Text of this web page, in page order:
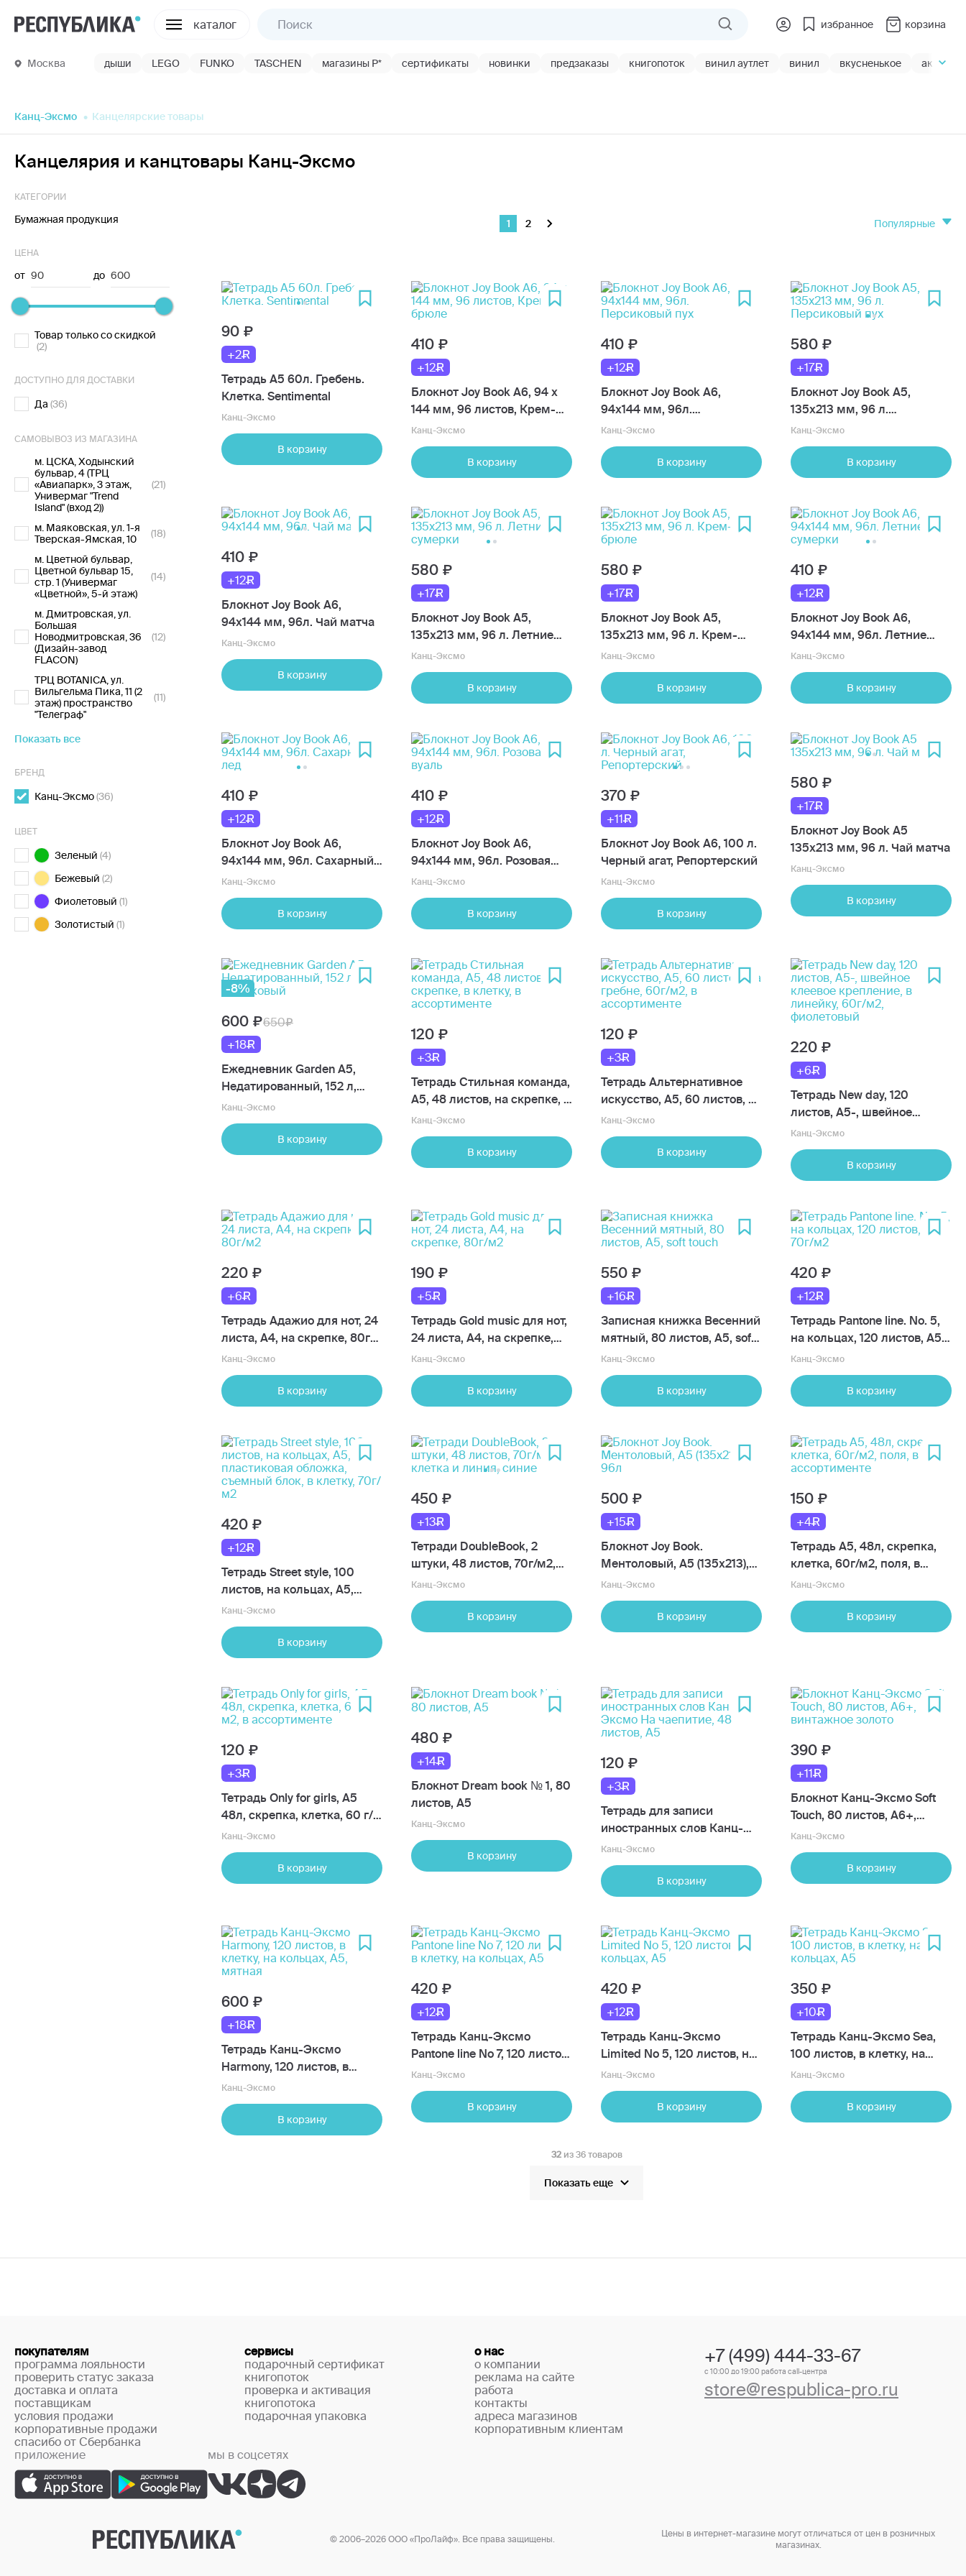
каталог избранное корзина
Москва дыши LEGO FUNKO TASCHEN магазины Р* сертификаты новинки предзаказы книгопоток винил аутлет винил вкусненькое акции
Канц-Эксмо Канцелярские товары
Канцелярия и канцтовары Канц-Эксмо
КАТЕГОРИИ
Бумажная продукция
ЦЕНА
от 90 до 600
Товар только со скидкой
(2)
ДОСТУПНО ДЛЯ ДОСТАВКИ
Да (36)
САМОВЫВОЗ ИЗ МАГАЗИНА
м. ЦСКА, Ходынский
бульвар, 4 (ТРЦ
«Авиапарк», 3 этаж,
Универмаг "Trend
Island" (вход 2))
(21)
м. Маяковская, ул. 1-я
Тверская-Ямская, 10
(18)
м. Цветной бульвар,
Цветной бульвар 15,
стр. 1 (Универмаг
«Цветной», 5-й этаж)
(14)
м. Дмитровская, ул.
Большая
Новодмитровская, 36
(Дизайн-завод
FLACON)
(12)
ТРЦ BOTANICA, ул.
Вильгельма Пика, 11 (2
этаж) пространство
"Телеграф"
(11)
Показать все
БРЕНД
Канц-Эксмо(36)
ЦВЕТ
Зеленый (4)
Бежевый (2)
Фиолетовый (1)
Золотистый (1)
1 2 популярные
90
+2
Тетрадь А5 60л. Гребень.
Клетка. Sentimental
Канц-Эксмо
В корзину
410
+12
Блокнот Joy Book А6, 94 х
144 мм, 96 листов, Крем-
брюле
Канц-Эксмо
В корзину
410
+12
Блокнот Joy Book А6,
94х144 мм, 96л.
Персиковый пух
Канц-Эксмо
В корзину
580
+17
Блокнот Joy Book А5,
135х213 мм, 96 л.
Персиковый пух
Канц-Эксмо
В корзину
410
+12
Блокнот Joy Book А6,
94х144 мм, 96л. Чай матча
Канц-Эксмо
В корзину
580
+17
Блокнот Joy Book А5,
135х213 мм, 96 л. Летние
сумерки
Канц-Эксмо
В корзину
580
+17
Блокнот Joy Book А5,
135х213 мм, 96 л. Крем-
брюле
Канц-Эксмо
В корзину
410
+12
Блокнот Joy Book А6,
94х144 мм, 96л. Летние
сумерки
Канц-Эксмо
В корзину
410
+12
Блокнот Joy Book А6,
94х144 мм, 96л. Сахарный
лед
Канц-Эксмо
В корзину
410
+12
Блокнот Joy Book А6,
94х144 мм, 96л. Розовая
вуаль
Канц-Эксмо
В корзину
370
+11
Блокнот Joy Book А6, 100 л.
Черный агат, Репортерский
Канц-Эксмо
В корзину
580
+17
Блокнот Joy Book А5
135х213 мм, 96 л. Чай матча
Канц-Эксмо
В корзину
-8%
600
650
+18
Ежедневник Garden А5,
Недатированный, 152 л,
Фиалковый
Канц-Эксмо
В корзину
120
+3
Тетрадь Стильная команда,
А5, 48 листов, на скрепке, в
клетку, в ассортименте
Канц-Эксмо
В корзину
120
+3
Тетрадь Альтернативное
искусство, А5, 60 листов, на
гребне, 60г/м2, в
ассортименте
Канц-Эксмо
В корзину
220
+6
Тетрадь New day, 120
листов, А5-, швейное
клеевое крепление, в
линейку, 60г/м2,
фиолетовый
Канц-Эксмо
В корзину
220
+6
Тетрадь Адажио для нот, 24
листа, А4, на скрепке, 80г/
м2
Канц-Эксмо
В корзину
190
+5
Тетрадь Gold music для нот,
24 листа, А4, на скрепке,
80г/м2
Канц-Эксмо
В корзину
550
+16
Записная книжка Весенний
мятный, 80 листов, А5, soft
touch
Канц-Эксмо
В корзину
420
+12
Тетрадь Pantone line. No. 5,
на кольцах, 120 листов, А5,
70г/м2
Канц-Эксмо
В корзину
420
+12
Тетрадь Street style, 100
листов, на кольцах, А5,
пластиковая обложка,
съемный блок, в клетку,
70г/м2
Канц-Эксмо
В корзину
450
+13
Тетради DoubleBook, 2
штуки, 48 листов, 70г/м2,
клетка и линия, синие
Канц-Эксмо
В корзину
500
+15
Блокнот Joy Book.
Ментоловый, А5 (135х213),
96л
Канц-Эксмо
В корзину
150
+4
Тетрадь А5, 48л, скрепка,
клетка, 60г/м2, поля, в
ассортименте
Канц-Эксмо
В корзину
120
+3
Тетрадь Only for girls, А5
48л, скрепка, клетка, 60 г/
м2, в ассортименте
Канц-Эксмо
В корзину
480
+14
Блокнот Dream book № 1, 80
листов, А5
Канц-Эксмо
В корзину
120
+3
Тетрадь для записи
иностранных слов Канц-
Эксмо На чаепитие, 48
листов, А5
Канц-Эксмо
В корзину
390
+11
Блокнот Канц-Эксмо Soft
Touch, 80 листов, А6+,
винтажное золото
Канц-Эксмо
В корзину
600
+18
Тетрадь Канц-Эксмо
Harmony, 120 листов, в
клетку, на кольцах, А5,
мятная
Канц-Эксмо
В корзину
420
+12
Тетрадь Канц-Эксмо
Pantone line No 7, 120 листов,
в клетку, на кольцах, А5
Канц-Эксмо
В корзину
420
+12
Тетрадь Канц-Эксмо
Limited No 5, 120 листов, на
кольцах, А5
Канц-Эксмо
В корзину
350
+10
Тетрадь Канц-Эксмо Sea,
100 листов, в клетку, на
кольцах, А5
Канц-Эксмо
В корзину
32 из 36 товаров
Показать еще
покупателям
программа лояльности
проверить статус заказа
доставка и оплата
поставщикам
условия продажи
корпоративные продажи
спасибо от Сбербанка
сервисы
подарочный сертификат
книгопоток
проверка и активация
книгопотока
подарочная упаковка
о нас
о компании
реклама на сайте
работа
контакты
адреса магазинов
корпоративным клиентам
+7 (499) 444-33-67
с 10:00 до 19:00 работа call-центра
store@respublica-pro.ru
приложение мы в соцсетях
© 2006–2026 ООО «ПроЛайф». Все права защищены.
Цены в интернет-магазине могут отличаться от цен в розничных
магазинах.